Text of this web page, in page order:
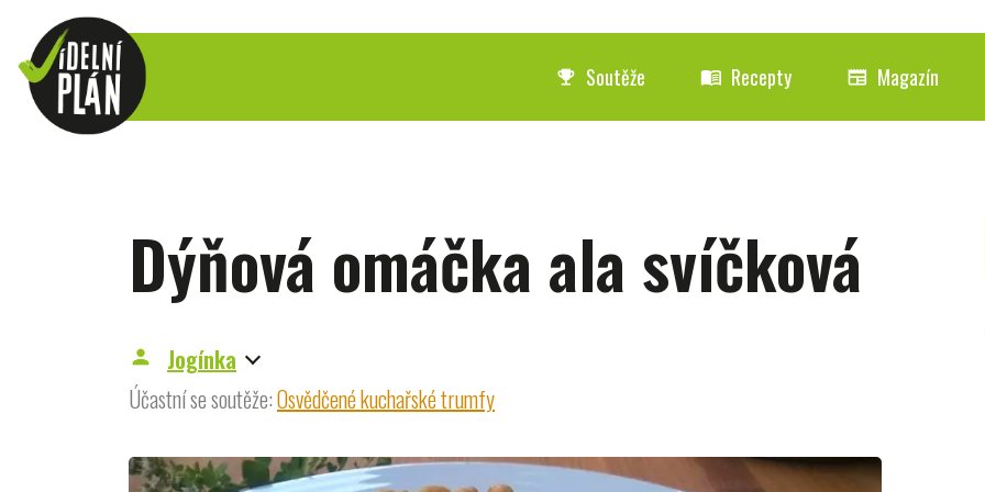
emoji_events Soutěže menu_book Recepty newspaper Magazín
Dýňová omáčka ala svíčková
person
Jogínka
Účastní se soutěže:Osvědčené kuchařské trumfy